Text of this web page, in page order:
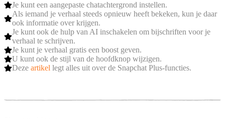
Je kunt een aangepaste chatachtergrond instellen.
Als iemand je verhaal steeds opnieuw heeft bekeken, kun je daar
ook informatie over krijgen.
Je kunt ook de hulp van AI inschakelen om bijschriften voor je
verhaal te schrijven.
Je kunt je verhaal gratis een boost geven.
U kunt ook de stijl van de hoofdknop wijzigen.
Deze artikel legt alles uit over de Snapchat Plus-functies.